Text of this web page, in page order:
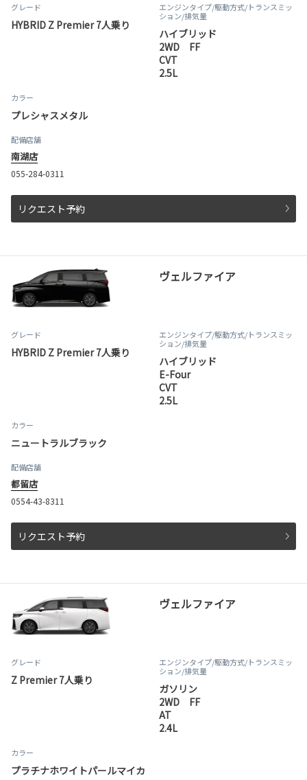
グレード
HYBRID Z Premier 7人乗り
エンジンタイプ/駆動方式/トランスミッ
ション/排気量
ハイブリッド
2WD FF
CVT
2.5L
カラー
プレシャスメタル
配備店舗
南湖店
055-284-0311
リクエスト予約
ヴェルファイア
グレード
HYBRID Z Premier 7人乗り
エンジンタイプ/駆動方式/トランスミッ
ション/排気量
ハイブリッド
E-Four
CVT
2.5L
カラー
ニュートラルブラック
配備店舗
都留店
0554-43-8311
リクエスト予約
ヴェルファイア
グレード
Z Premier 7人乗り
エンジンタイプ/駆動方式/トランスミッ
ション/排気量
ガソリン
2WD FF
AT
2.4L
カラー
プラチナホワイトパールマイカ